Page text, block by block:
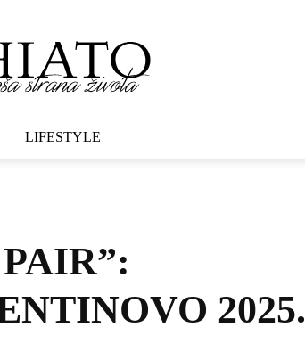
LIFESTYLE
2025.